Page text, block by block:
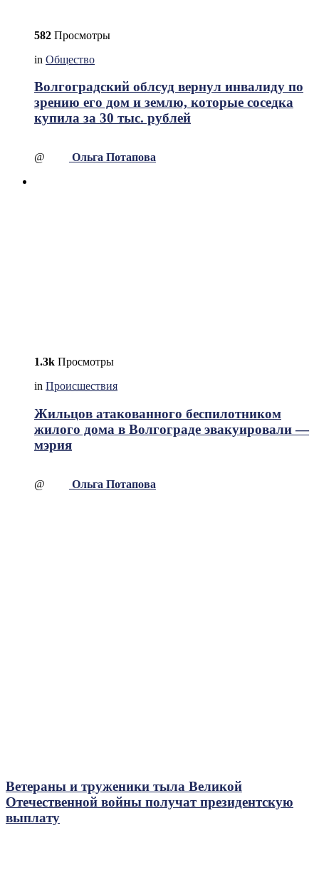
582 Просмотры
in Общество
Волгоградский облсуд вернул инвалиду по
зрению его дом и землю, которые соседка
купила за 30 тыс. рублей
@ Ольга Потапова
1.3k Просмотры
in Происшествия
Жильцов атакованного беспилотником
жилого дома в Волгограде эвакуировали —
мэрия
@ Ольга Потапова
Ветераны и труженики тыла Великой
Отечественной войны получат президентскую
выплату